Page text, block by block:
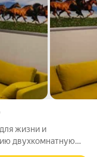
жизни и
двухкомнатную